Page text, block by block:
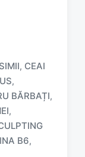
, CEAI
,
BĂRBAȚI,
,
B6,